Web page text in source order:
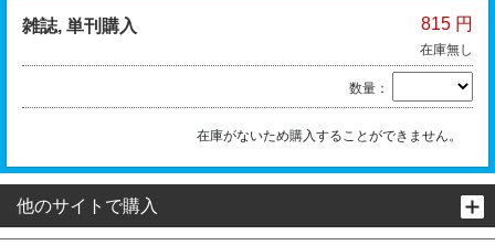
雑誌, 単刊購入 815 円
在庫無し
数量：
在庫がないため購入することができません。
他のサイトで購入